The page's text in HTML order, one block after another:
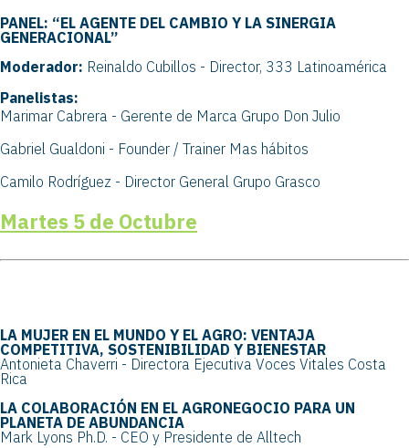
PANEL: “EL AGENTE DEL CAMBIO Y LA SINERGIA
GENERACIONAL”
Moderador: Reinaldo Cubillos - Director, 333 Latinoamérica
Panelistas:
Marimar Cabrera - Gerente de Marca Grupo Don Julio
Gabriel Gualdoni - Founder / Trainer Mas hábitos
Camilo Rodríguez - Director General Grupo Grasco
Martes 5 de Octubre
LA MUJER EN EL MUNDO Y EL AGRO: VENTAJA
COMPETITIVA, SOSTENIBILIDAD Y BIENESTAR
Antonieta Chaverri - Directora Ejecutiva Voces Vitales Costa
Rica
LA COLABORACIÓN EN EL AGRONEGOCIO PARA UN
PLANETA DE ABUNDANCIA
Mark Lyons Ph.D. - CEO y Presidente de Alltech